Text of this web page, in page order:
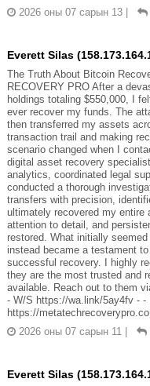
2026 оны 07 сарын 13 |
Everett Silas
The Truth About Bitcoin
RECOVERY PRO After a
holdings totaling $550,000, I
ever recover my funds. The
then transferred my assets
transaction trail and making
scenario changed when I
digital asset recovery
analytics, coordinated legal
conducted a thorough
transfers with precision,
ultimately recovered my entire
attention to detail, and
restored. What initially
instead became a testament
successful recovery. I highly
they are the most trusted and
available. Reach out to them
- W/S https://wa.link/5ay4fv - -
https://
2026 оны 07 сарын 11 |
Everett Silas